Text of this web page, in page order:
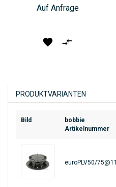
Auf Anfrage
Produkt
PRODUKTVARIANTEN
Bild
bobbie
Artikelnummer
euroPLV50/75@11